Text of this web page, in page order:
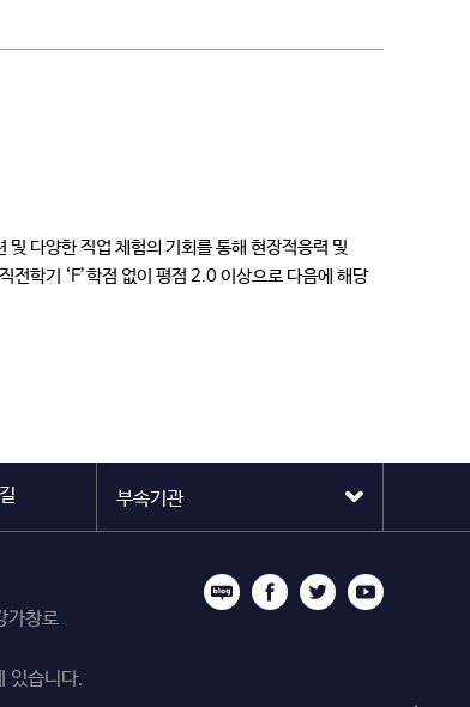
다양한 직업 체험의 기회를 통해 현장적응력 및
학기 ‘F’학점 없이 평점 2.0 이상으로 다음에 해당
가창로
있습니다.